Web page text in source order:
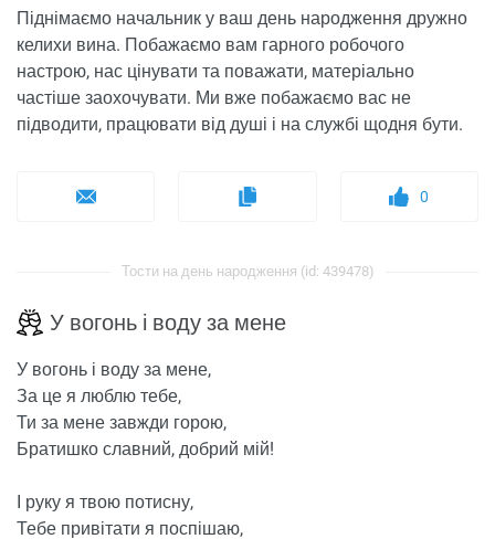
Піднімаємо начальник у ваш день народження дружно
келихи вина. Побажаємо вам гарного робочого
настрою, нас цінувати та поважати, матеріально
частіше заохочувати. Ми вже побажаємо вас не
підводити, працювати від душі і на службі щодня бути.
0
Тости на день народження (id: 439478)
У вогонь і воду за мене
У вогонь і воду за мене,
За це я люблю тебе,
Ти за мене завжди горою,
Братишко славний, добрий мій!
І руку я твою потисну,
Тебе привітати я поспішаю,